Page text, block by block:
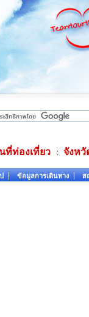
ที่ท่องเที่ยว : จังหวั
ข้อมูลการเดินทาง ส